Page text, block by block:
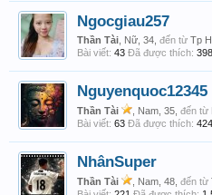
Ngocgiau257
Thần Tài , Nữ, 34, đến từ Tp
Bài viết: 43 Đã được thích: 398
Nguyenquoc12345
Thần Tài , Nam, 35, đến từ
Bài viết: 63 Đã được thích: 424
NhânSuper
Thần Tài , Nam, 48, đến từ